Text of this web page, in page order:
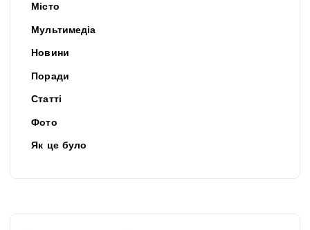
Місто
Мультимедіа
Новини
Поради
Статті
Фото
Як це було